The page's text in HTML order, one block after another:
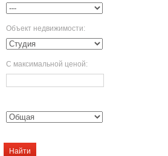
Объект недвижимости:
С максимальной ценой:
Найти